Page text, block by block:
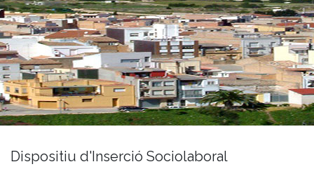
Dispositiu d'Inserció Sociolaboral